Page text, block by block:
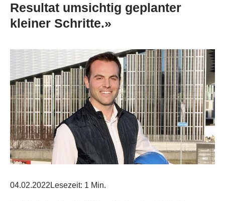
Resultat umsichtig geplanter
kleiner Schritte.»
04.02.2022 Lesezeit: 1 Min.